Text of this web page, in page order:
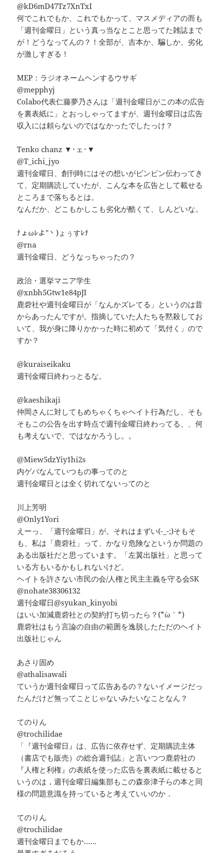
@kD6mD47Tz7XnTxI
何でこれでもか、これでもかって、マスメディアの而も
「週刊金曜日」という真っ当なとこと思ってた雑誌まで
が！どうなってんの？！全部が、吉本か、騙しか、劣化
が激しすぎる！
MEP：ラジオネームヘンするウサギ
@mepphyj
Colabo代表仁藤夢乃さんは「週刊金曜日がこの本の広告
を裏表紙に」とおっしゃってますが、週刊金曜日は広告
収入には頼らないのではなかったでしたっけ？
Tenko chanz ▼･ェ･▼
@T_ichi_jyo
週刊金曜日、創刊時にはその想いがビンビン伝わってき
て、定期購読していたが、こんな本を広告として載せる
ところまで落ちるとは。
なんだか、どこもかしこも劣化が酷くて、しんどいな。
ﾅょωﾚよ″丶)ょぅすﾚﾅ
@rna
週刊金曜日、どうなっちゃったの？
政治・選挙マニア学生
@xnbh5Gtw1e84pJI
鹿砦社や週刊金曜日が「なんかズレてる」というのは昔
からあったんですが。指摘していた人たちを黙殺してお
いて、我が身に降りかかった時に初めて「気付く」ので
すか？
@kuraiseikaku
週刊金曜日終わっとるな。
@kaeshikaji
仲岡さんに対してもめちゃくちゃヘイト行為だし、そも
そもこの公告を出す時点で週刊金曜日終わってる、、何
も考えないで、ではなかろうし。。
@Miew5dzYiy1hi2s
内ゲバなんていつもの事ってのと
週刊金曜日とは全く切れてないってのと
川上芳明
@Only1Yori
えーっ、「週刊金曜日」が。それはまずい(-_-;)そもそ
も、私は「鹿砦社」って、かなり危険なというか問題の
ある出版社だと思っています。「左翼出版社」と思って
いる方もいるかもしれないけど。
ヘイトを許さない市民の会/人権と民主主義を守る会SK
@nohate38306132
週刊金曜日@syukan_kinyobi
はいい加減鹿砦社との契約打ち切ったら？(*´ω｀*)
鹿砦社はもう言論の自由の範囲を逸脱したただのヘイト
出版社じゃん
あさり固め
@athalisawali
ていうか週刊金曜日って広告あるの？ないイメージだっ
たんだけど無ってことじゃないみたいなことなん？
てのりん
@trochilidae
「『週刊金曜日』は、広告に依存せず、定期購読主体
（書店でも販売）の総合週刊誌」と言いつつ鹿砦社の
『人権と利権』の表紙を使った広告を裏表紙に載せると
いうのは，週刊金曜日編集部もこの森奈津子らの本と同
様の問題意識を持っていると考えていいのか．
てのりん
@trochilidae
週刊金曜日までもか……